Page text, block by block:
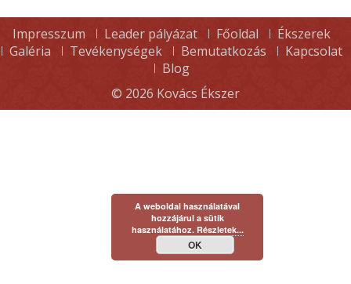
Impresszum Leader pályázat Főoldal
Ékszerek
Galéria
Tevékenységek Bemutatkozás
Kapcsolat
Blog
© 2026 Kovács Ékszer
A weboldal használatával
hozzájárul a sütik
használatához. Részletek...
OK